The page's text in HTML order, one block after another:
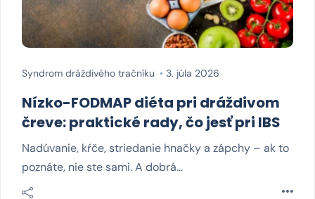
Syndrom dráždivého tračníku 3. júla 2026
Nízko-FODMAP diéta pri dráždivom
čreve: praktické rady, čo jesť pri IBS
Nadúvanie, kŕče, striedanie hnačky a zápchy – ak to
poznáte, nie ste sami. A dobrá…